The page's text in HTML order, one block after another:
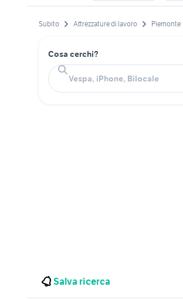
Subito Attrezzature di lavoro Piemonte
Cosa cerchi?
Salva ricerca